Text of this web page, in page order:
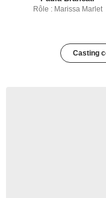
Rôle : Marissa Marlet
Casting